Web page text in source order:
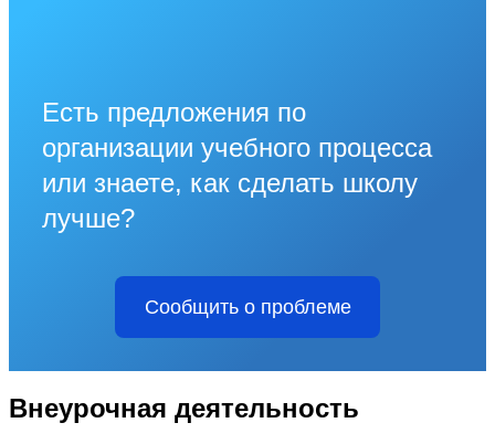
Есть предложения по
организации учебного процесса
или знаете, как сделать школу
лучше?
Сообщить о проблеме
Внеурочная деятельность